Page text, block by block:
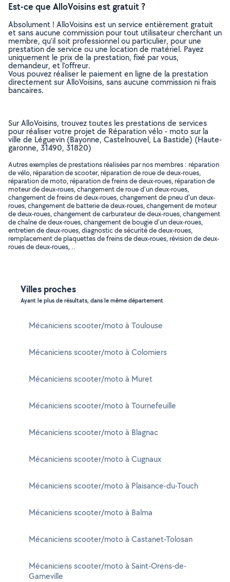
Est-ce que AlloVoisins est gratuit ?
Absolument ! AlloVoisins est un service entièrement gratuit
et sans aucune commission pour tout utilisateur cherchant un
membre, qu’il soit professionnel ou particulier, pour une
prestation de service ou une location de matériel. Payez
uniquement le prix de la prestation, fixé par vous,
demandeur, et l’offreur.
Vous pouvez réaliser le paiement en ligne de la prestation
directement sur AlloVoisins, sans aucune commission ni frais
bancaires.
Sur AlloVoisins, trouvez toutes les prestations de services
pour réaliser votre projet de Réparation vélo - moto sur la
ville de Léguevin (Bayonne, Castelnouvel, La Bastide) (Haute-
garonne, 31490, 31820)
Autres exemples de prestations réalisées par nos membres : réparation
de vélo, réparation de scooter, réparation de roue de deux-roues,
réparation de moto, réparation de freins de deux-roues, réparation de
moteur de deux-roues, changement de roue d'un deux-roues,
changement de freins de deux-roues, changement de pneu d'un deux-
roues, changement de batterie de deux-roues, changement de moteur
de deux-roues, changement de carburateur de deux-roues, changement
de chaîne de deux-roues, changement de bougie d'un deux-roues,
entretien de deux-roues, diagnostic de sécurité de deux-roues,
remplacement de plaquettes de freins de deux-roues, révision de deux-
roues de deux-roues, ..
Villes proches
Ayant le plus de résultats, dans le même département
Mécaniciens scooter/moto à Toulouse
Mécaniciens scooter/moto à Colomiers
Mécaniciens scooter/moto à Muret
Mécaniciens scooter/moto à Tournefeuille
Mécaniciens scooter/moto à Blagnac
Mécaniciens scooter/moto à Cugnaux
Mécaniciens scooter/moto à Plaisance-du-Touch
Mécaniciens scooter/moto à Balma
Mécaniciens scooter/moto à Castanet-Tolosan
Mécaniciens scooter/moto à Saint-Orens-de-
Gameville